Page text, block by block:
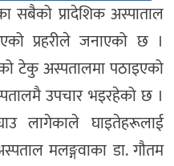
सबैको प्रादेशिक अस्पाताल
प्रहरीले जनाएको छ ।
टेकु अस्पतालमा पठाइएको
उपचार भइरहेको छ ।
लागेकाले घाइतेहरूलाई
मलङ्गवाका डा. गौतम